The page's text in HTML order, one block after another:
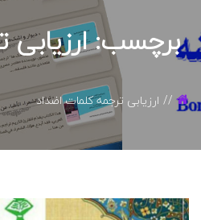
برچسب: ارزیابی
ارزیابی ترجمه کلمات اضداد